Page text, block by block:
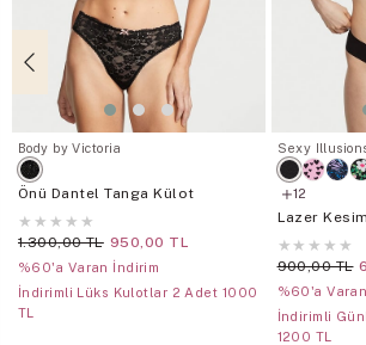
Body by Victoria
Önü Dantel Tanga Külot
★ ★ ★ ★ ★
1.300,00 TL 950,00 TL
%60'a Varan İndirim
İndirimli Lüks Kulotlar 2 Adet 1000
TL
Sexy
12
Lazer
★ ★ ★ ★ ★
900,00 TL
%60'a
İndirimli
1200 TL